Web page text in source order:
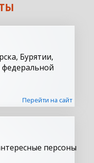
Бурятии,
Перейти на сайт
персоны